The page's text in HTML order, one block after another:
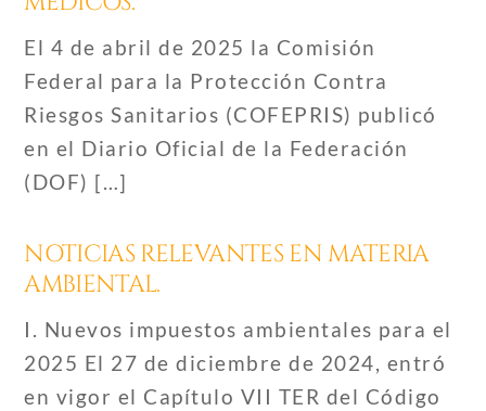
El 4 de abril de 2025 la Comisión
Federal para la Protección Contra
Riesgos Sanitarios (COFEPRIS) publicó
en el Diario Oficial de la Federación
(DOF) […]
NOTICIAS RELEVANTES EN MATERIA
AMBIENTAL.
I. Nuevos impuestos ambientales para el
2025 El 27 de diciembre de 2024, entró
en vigor el Capítulo VII TER del Código